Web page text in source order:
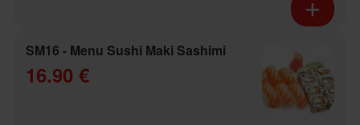
SM16 - Menu Sushi Maki Sashimi
16.90 €